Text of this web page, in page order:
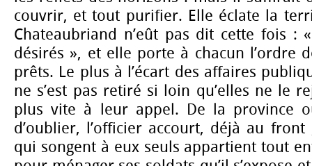
couvrir, et tout purifier. Elle éclate la
Chateaubriand n’eût pas dit cette fois :
désirés », et elle porte à chacun l’ordre
prêts. Le plus à l’écart des affaires
ne s’est pas retiré si loin qu’elles ne le
plus vite à leur appel. De la province
d’oublier, l’officier accourt, déjà au
qui songent à eux seuls appartient tout